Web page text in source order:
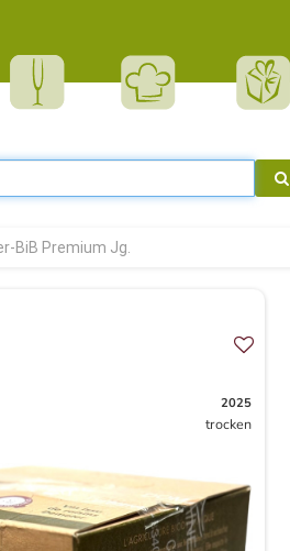
BiB Premium Jg.
2025
trocken